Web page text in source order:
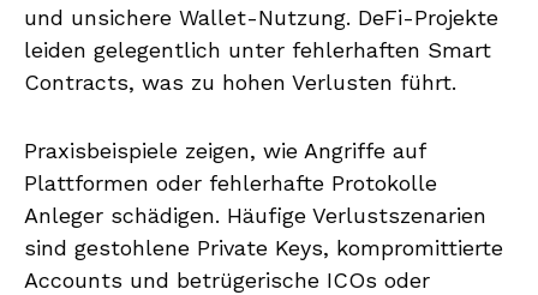
und unsichere Wallet-Nutzung. DeFi-Projekte
leiden gelegentlich unter fehlerhaften Smart
Contracts, was zu hohen Verlusten führt.
Praxisbeispiele zeigen, wie Angriffe auf
Plattformen oder fehlerhafte Protokolle
Anleger schädigen. Häufige Verlustszenarien
sind gestohlene Private Keys, kompromittierte
Accounts und betrügerische ICOs oder